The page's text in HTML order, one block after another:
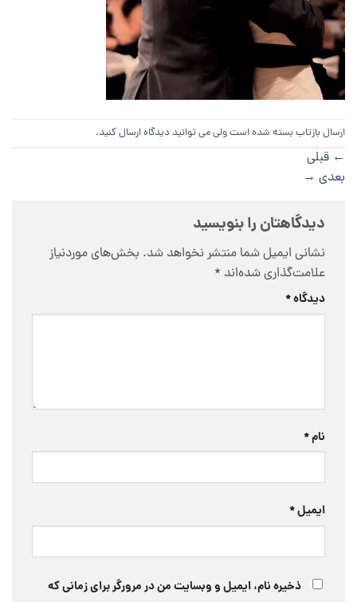
ارسال بازتاب بسته شده است ولی می توانید دیدگاه ارسال کنید.
← قبلی
بعدی →
دیدگاهتان را بنویسید
نشانی ایمیل شما منتشر نخواهد شد. بخش‌های موردنیاز
علامت‌گذاری شده‌اند *
دیدگاه*
نام*
ایمیل*
ذخیره نام، ایمیل و وبسایت من در مرورگر برای زمانی که